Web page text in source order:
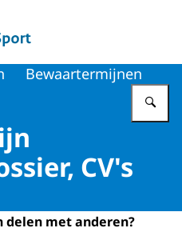
Bewaartermijnen
CV's
met anderen?